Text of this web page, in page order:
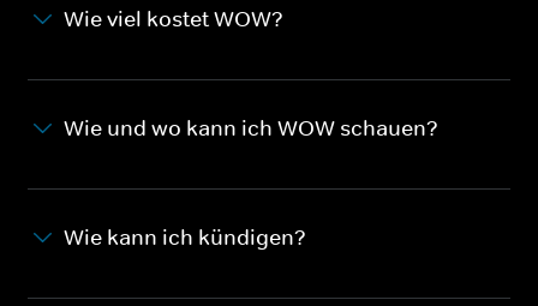
Wie viel kostet WOW?
Wie und wo kann ich WOW schauen?
Wie kann ich kündigen?